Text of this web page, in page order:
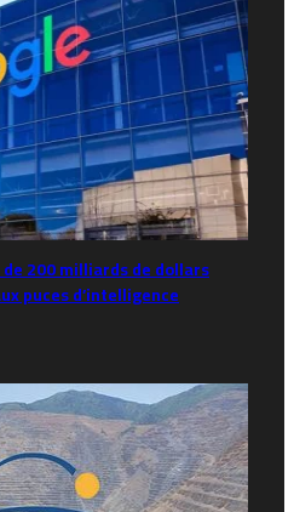
200 milliards de dollars
puces d’intelligence